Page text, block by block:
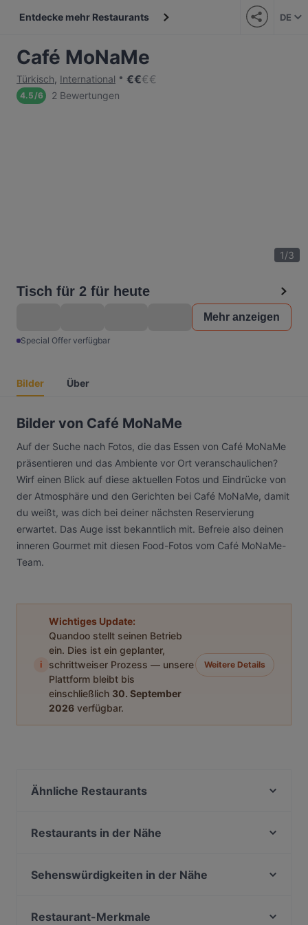
Entdecke mehr Restaurants DE
Café MoNaMe
Türkisch, International €€€€
4.5/6 2 Bewertungen
1/3
Tisch für 2 für heute
Mehr anzeigen
Special Offer verfügbar
Bilder Über
Bilder von Café MoNaMe
Auf der Suche nach Fotos, die das Essen von Café MoNaMe
präsentieren und das Ambiente vor Ort veranschaulichen?
Wirf einen Blick auf diese aktuellen Fotos und Eindrücke von
der Atmosphäre und den Gerichten bei Café MoNaMe, damit
du weißt, was dich bei deiner nächsten Reservierung
erwartet. Das Auge isst bekanntlich mit. Befreie also deinen
inneren Gourmet mit diesen Food-Fotos vom Café MoNaMe-
Team.
i
Wichtiges Update:
Quandoo stellt seinen Betrieb
ein. Dies ist ein geplanter,
schrittweiser Prozess — unsere
Plattform bleibt bis
einschließlich 30. September
2026 verfügbar.
Weitere Details
Ähnliche Restaurants
Atinka African Bar & Restaurant
Lavendel Cafe & Croissanterie
Restaurants in der Nähe
Bester Berliner Döner
Sehenswürdigkeiten in der Nähe
U-Bahn Klosterstern, Hamburg
Restaurant-Merkmale